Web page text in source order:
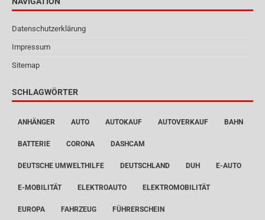
Datenschutzerklärung
Impressum
Sitemap
SCHLAGWÖRTER
ANHÄNGER AUTO AUTOKAUF AUTOVERKAUF BAHN
BATTERIE CORONA DASHCAM
DEUTSCHE UMWELTHILFE DEUTSCHLAND DUH E-AUTO
E-MOBILITÄT ELEKTROAUTO ELEKTROMOBILITÄT
EUROPA FAHRZEUG FÜHRERSCHEIN